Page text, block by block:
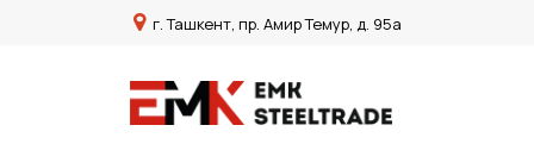
г. Ташкент, пр. Амир Темур, д. 95а